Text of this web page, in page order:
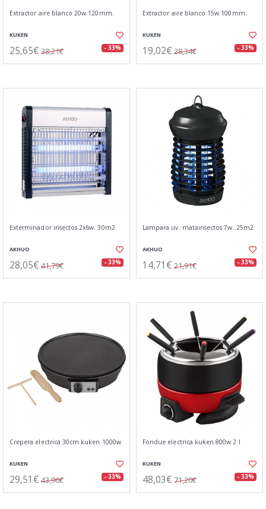
Extractor aire blanco 20w 120mm.
KUKEN
25,65€ 38,21€ - 33%
Extractor aire blanco 15w 100mm.
KUKEN
19,02€ 28,34€ - 33%
Exterminador insectos 2x6w. 30m2
AKHUO
28,05€ 41,79€ - 33%
Lampara uv. matainsectos 7w. 25m2
AKHUO
14,71€ 21,91€ - 33%
Crepera electrica 30cm kuken 1000w
KUKEN
29,51€ 43,96€ - 33%
Fondue electrica kuken 800w 2 l
KUKEN
48,03€ 71,20€ - 33%